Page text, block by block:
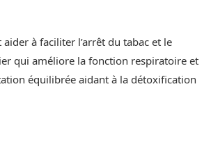
à faciliter l’arrêt du tabac et le
qui améliore la fonction respiratoire et
équilibrée aidant à la détoxification